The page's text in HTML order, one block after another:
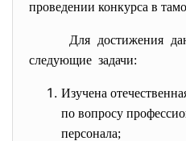
проведении конкурса в
Для достижения
следующие задачи:
Изучена
по вопросу
персонала;